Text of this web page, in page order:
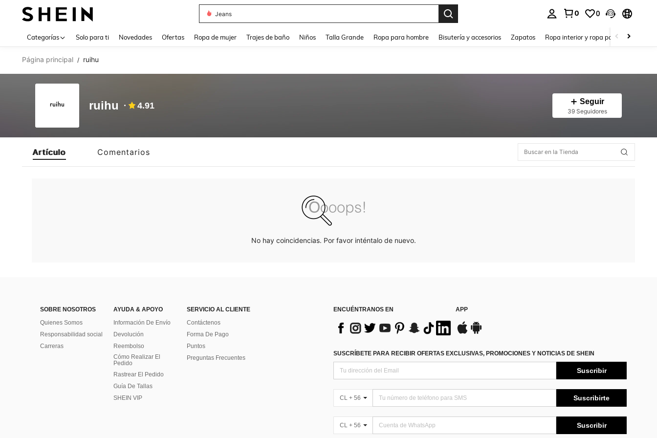
Jeans
0 0
Categorías Solo para ti Novedades Ofertas Ropa de mujer Trajes de baño Niños Talla Grande Ropa para hombre Bisutería y accesorios Zapatos Ropa interior y ropa para dormir
Página principal / ruihu
ruihu 4.91 Seguir
39 Seguidores
Artículo Comentarios
No hay coincidencias. Por favor inténtalo de nuevo.
SOBRE NOSOTROS
Quienes Somos
Responsabilidad social
Carreras
AYUDA & APOYO
Información De Envío
Devolución
Reembolso
Cómo Realizar El
Pedido
Rastrear El Pedido
Guía De Tallas
SHEIN VIP
SERVICIO AL CLIENTE
Contáctenos
Forma De Pago
Puntos
Preguntas Frecuentes
ENCUÉNTRANOS EN APP
SUSCRÍBETE PARA RECIBIR OFERTAS EXCLUSIVAS, PROMOCIONES Y NOTICIAS DE SHEIN
Suscribir
CL + 56 Suscribirte
CL + 56 Suscribir